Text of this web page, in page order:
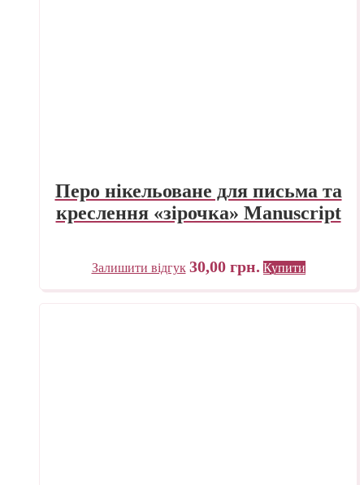
Перо нікельоване для письма та
креслення «зірочка» Manuscript
Залишити відгук 30,00 грн. Купити